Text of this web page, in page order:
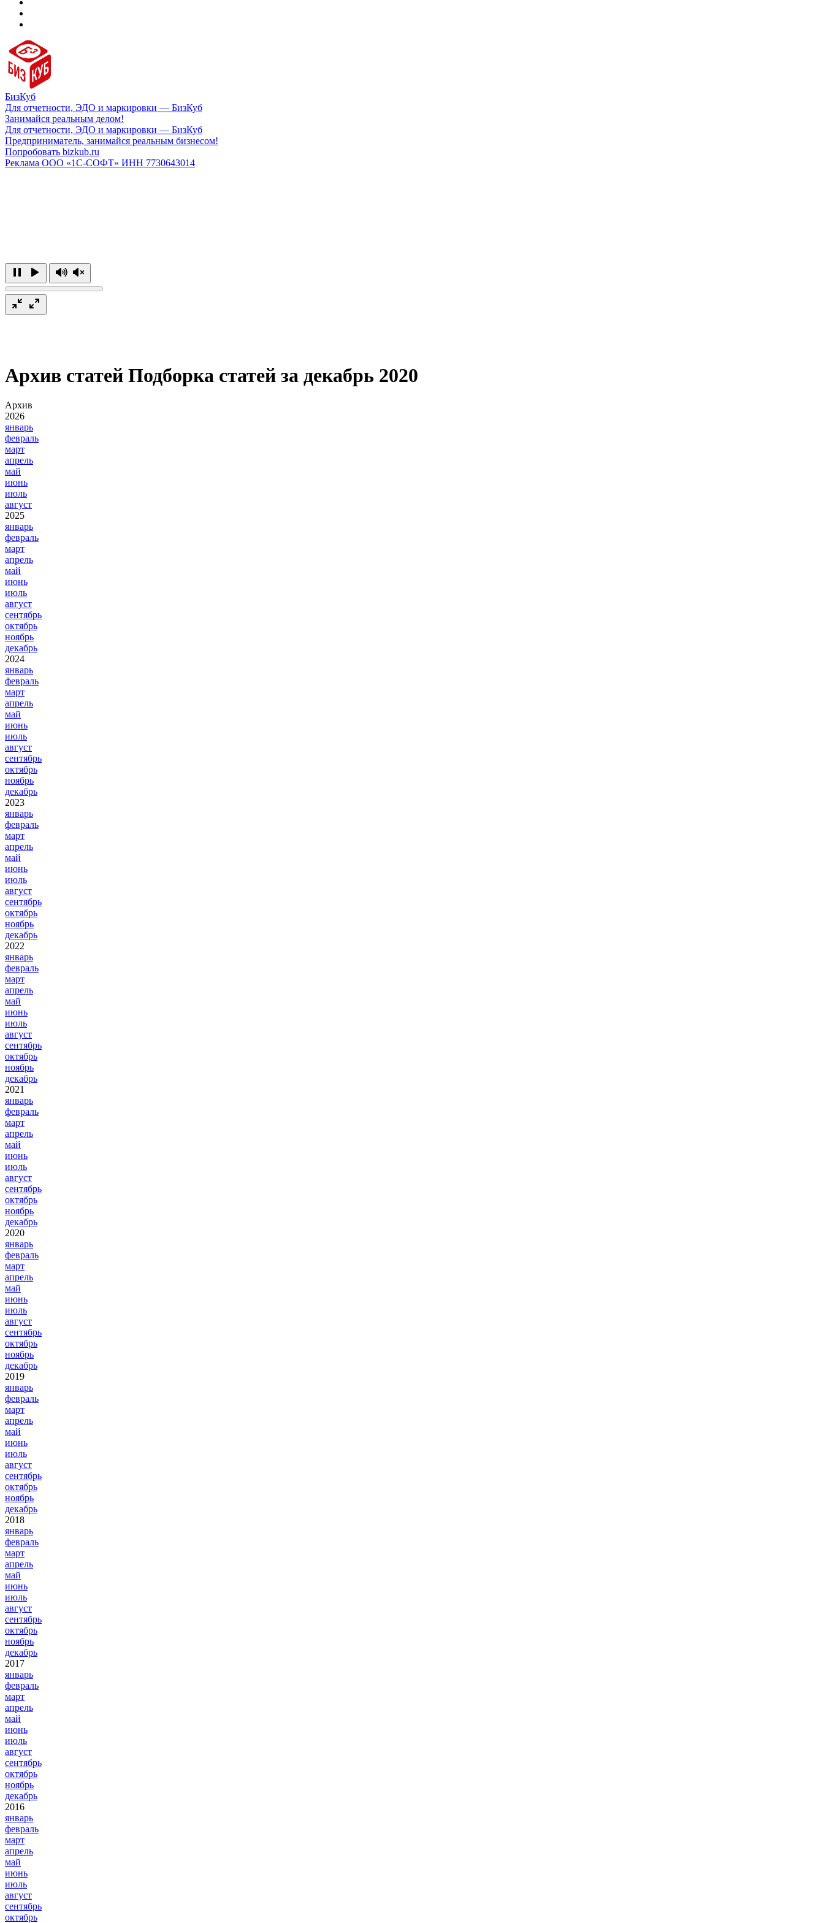
БизКуб
Для отчетности, ЭДО и маркировки — БизКуб
Занимайся реальным делом!
Для отчетности, ЭДО и маркировки — БизКуб
Предприниматель, занимайся реальным бизнесом!
Попробовать bizkub.ru
Реклама ООО «1С-СОФТ» ИНН 7730643014
Архив статей Подборка статей за декабрь 2020
Архив
2026
январь
февраль
март
апрель
май
июнь
июль
август
2025
январь
февраль
март
апрель
май
июнь
июль
август
сентябрь
октябрь
ноябрь
декабрь
2024
январь
февраль
март
апрель
май
июнь
июль
август
сентябрь
октябрь
ноябрь
декабрь
2023
январь
февраль
март
апрель
май
июнь
июль
август
сентябрь
октябрь
ноябрь
декабрь
2022
январь
февраль
март
апрель
май
июнь
июль
август
сентябрь
октябрь
ноябрь
декабрь
2021
январь
февраль
март
апрель
май
июнь
июль
август
сентябрь
октябрь
ноябрь
декабрь
2020
январь
февраль
март
апрель
май
июнь
июль
август
сентябрь
октябрь
ноябрь
декабрь
2019
январь
февраль
март
апрель
май
июнь
июль
август
сентябрь
октябрь
ноябрь
декабрь
2018
январь
февраль
март
апрель
май
июнь
июль
август
сентябрь
октябрь
ноябрь
декабрь
2017
январь
февраль
март
апрель
май
июнь
июль
август
сентябрь
октябрь
ноябрь
декабрь
2016
январь
февраль
март
апрель
май
июнь
июль
август
сентябрь
октябрь